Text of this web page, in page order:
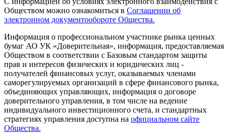
Обществом можно ознакомиться в Соглашении об
электронном документообороте Общества.
Информация о профессиональном участнике рынка ценных
бумаг АО УК «Доверительная», информация, предоставляемая
Обществом в соответствии с Базовым стандартом защиты
прав и интересов физических и юридических лиц -
получателей финансовых услуг, оказываемых членами
саморегулируемых организаций в сфере финансового рынка,
объединяющих управляющих, информация о договоре
доверительного управления, в том числе на ведение
индивидуального инвестиционного счета, и стандартных
стратегиях управления доступна на официальном сайте
Общества.